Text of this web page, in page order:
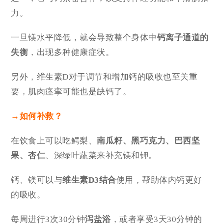
力。
一旦镁水平降低，就会导致整个身体中钙离子通道的
失衡 ，出现多种健康症状。
另外，维生素D对于调节和增加钙的吸收也至关重
要，肌肉痉挛可能也是缺钙了。
→如何补救？
在饮食上可以吃鳄梨、南瓜籽、黑巧克力、巴西坚
果、杏仁、深绿叶蔬菜来补充镁和钾。
钙、镁可以与维生素D3结合使用，帮助体内钙更好
的吸收。
每周进行3次30分钟泻盐浴 ，或者享受3天30分钟的